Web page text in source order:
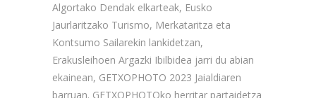
Algortako Dendak elkarteak, Eusko
Jaurlaritzako Turismo, Merkataritza eta
Kontsumo Sailarekin lankidetzan,
Erakusleihoen Argazki Ibilbidea jarri du abian
ekainean, GETXOPHOTO 2023 Jaialdiaren
barruan. GETXOPHOTOko herritar partaidetza